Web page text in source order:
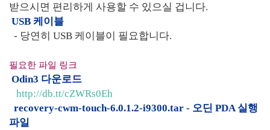
받으시면 편리하게 사용할 수 있으실 겁니다.
USB 케이블
- 당연히 USB 케이블이 필요합니다.
필요한 파일 링크
Odin3 다운로드
http://db.tt/cZWRs0Eh
recovery-cwm-touch-6.0.1.2-i9300.tar - 오딘 PDA 실행
파일